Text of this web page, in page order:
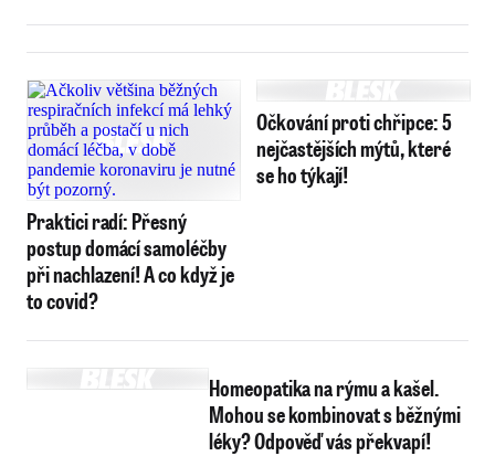
Praktici radí: Přesný
postup domácí samoléčby
při nachlazení! A co když je
to covid?
Očkování proti chřipce: 5
nejčastějších mýtů, které
se ho týkají!
Homeopatika na rýmu a kašel.
Mohou se kombinovat s běžnými
léky? Odpověď vás překvapí!